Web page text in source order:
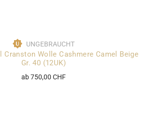
UNGEBRAUCHT
Cranston Wolle Cashmere Camel Beige
Gr. 40 (12UK)
ab 750,00 CHF